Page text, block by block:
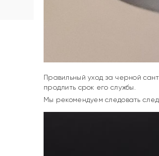
Правильный уход за черной
продлить срок его службы.
Мы рекомендуем следовать